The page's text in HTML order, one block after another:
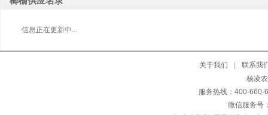
信息正在更新中...
关于我们
联系我
杨凌
服务热线：400-660-
微信服务号